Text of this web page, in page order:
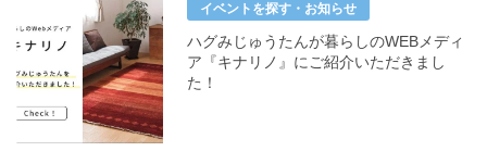
イベントを探す・お知らせ
ハグみじゅうたんが暮らしのWEBメディ
ア『キナリノ』にご紹介いただきまし
た！